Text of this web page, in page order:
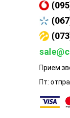
Прием
Пт: